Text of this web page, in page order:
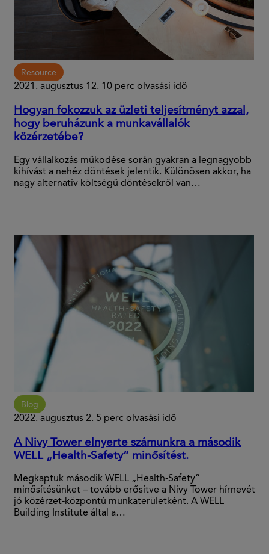
Resource
2021. augusztus 12. 10 perc olvasási idő
Hogyan fokozzuk az üzleti teljesítményt azzal,
hogy beruházunk a munkavállalók
közérzetébe?
Egy vállalkozás működése során gyakran a legnagyobb
kihívást a nehéz döntések jelentik. Különösen akkor, ha
nagy alternatív költségű döntésekről van…
Blog
2022. augusztus 2. 5 perc olvasási idő
A Nivy Tower elnyerte számunkra a második
WELL „Health-Safety” minősítést.
Megkaptuk második WELL „Health-Safety”
minősítésünket – tovább erősítve a Nivy Tower hírnevét
jó közérzet-központú munkaterületként. A WELL
Building Institute által a…